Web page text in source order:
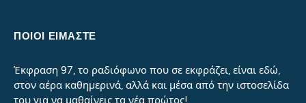
ΠΟΙΟΙ ΕΙΜΑΣΤΕ
Έκφραση 97, το ραδιόφωνο που σε εκφράζει, είναι εδώ,
στον αέρα καθημερινά, αλλά και μέσα από την ιστοσελίδα
του για να μαθαίνεις τα νέα πρώτος!